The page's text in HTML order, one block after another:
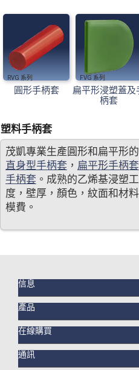
RVG
圓形手柄套
FVG
扁平形浸塑蓋及
柄套
塑料手柄套
茂凱專業生產圓形和扁平形
直身型手柄套 ， 扁平形手柄套
手柄套 。成熟的乙烯基浸塑
度，壁厚，顏色，紋面和材
模費。 ​ ​ ​
信息
產品
在線購買
通訊